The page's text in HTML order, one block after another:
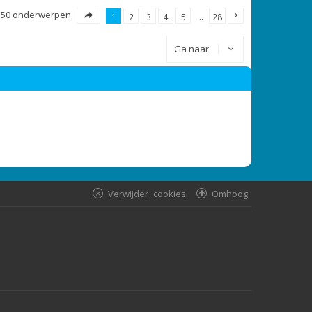
onderwerpen 1 2 3 4 5 … 28
Ga naar
Omhoog
Verwijder cookies